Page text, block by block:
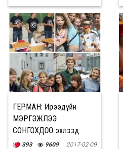
ГЕРМАН: Ирээдүйн
МЭРГЭЖЛЭЭ
СОНГОХДОО эхлээд
ДАГАЛДАНГААР
393 9609 2017-02-09